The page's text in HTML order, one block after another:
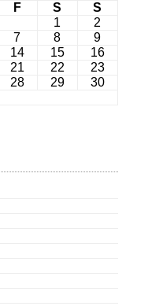
F S
S
1
2
7 8
9
14 15
16
21 22
23
28 29
30